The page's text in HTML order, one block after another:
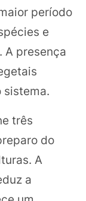
período
e
A presença
sistema.
três
do
A
a